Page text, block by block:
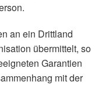
an ein Drittland
übermittelt, so
Garantien
mit der